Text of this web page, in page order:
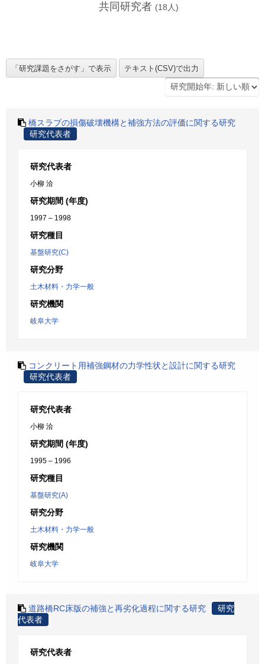
共同研究者 (18 人)
橋スラブの損傷破壊機構と補強方法の評価に関する研究
研究代表者
研究代表者
小柳 洽
研究期間 (年度)
1997 – 1998
研究種目
基盤研究(C)
研究分野
土木材料・力学一般
研究機関
岐阜大学
コンクリート用補強鋼材の力学性状と設計に関する研究
研究代表者
研究代表者
小柳 洽
研究期間 (年度)
1995 – 1996
研究種目
基盤研究(A)
研究分野
土木材料・力学一般
研究機関
岐阜大学
道路橋RC床版の補強と再劣化過程に関する研究
研究
代表者
研究代表者